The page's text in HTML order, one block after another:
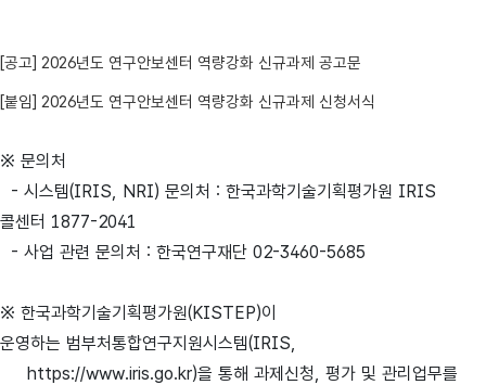
[공고] 2026년도 연구안보센터 역량강화 신규과제 공고문
[붙임] 2026년도 연구안보센터 역량강화 신규과제 신청서식
※ 문의처
- 시스템(IRIS, NRI) 문의처 : 한국과학기술기획평가원 IRIS
콜센터 1877-2041
- 사업 관련 문의처 : 한국연구재단 02-3460-5685
※ 한국과학기술기획평가원(KISTEP)이
운영하는 범부처통합연구지원시스템(IRIS,
https://www.iris.go.kr)을 통해 과제신청, 평가 및 관리업무를